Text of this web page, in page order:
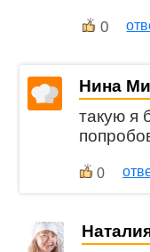
0
Нина
такую я
0